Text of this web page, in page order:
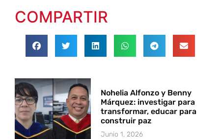
COMPARTIR
Nohelia Alfonzo y Benny
Márquez: investigar para
transformar, educar para
construir paz
Junio 1, 2026